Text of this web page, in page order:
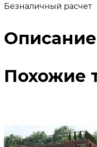
Безналичный расчет
Описание
Похожие